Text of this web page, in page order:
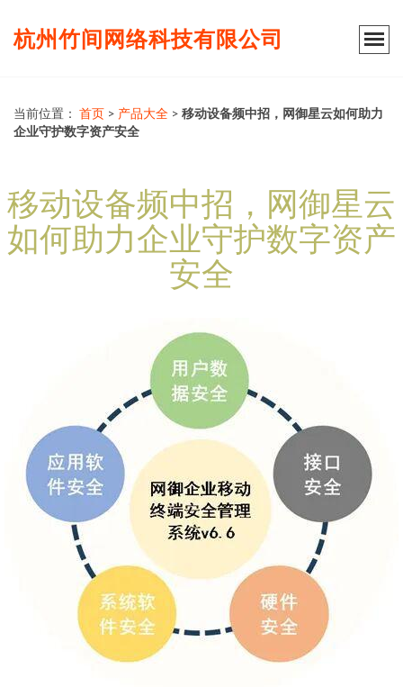
杭州竹间网络科技有限公司
当前位置： 首页 > 产品大全 > 移动设备频中招，网御星云如何助力
企业守护数字资产安全
移动设备频中招，网御星云
如何助力企业守护数字资产
安全